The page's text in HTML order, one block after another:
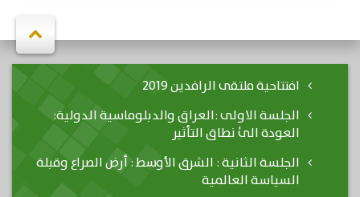
افتتاحية ملتقى الرافدين 2019
الجلسة الاولى :العراق والدبلوماسية الدولية:
العودة الىٰ نطاق التأثير
الجلسة الثانية : الشرق الأوسط : أرض الصراع وقبلة
السياسة العالمية